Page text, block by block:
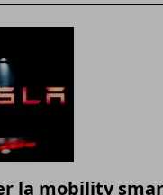
la mobility